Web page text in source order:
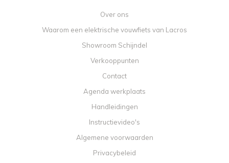
Over ons
Waarom een elektrische vouwfiets van Lacros
Showroom Schijndel
Verkooppunten
Contact
Agenda werkplaats
Handleidingen
Instructievideo's
Algemene voorwaarden
Privacybeleid